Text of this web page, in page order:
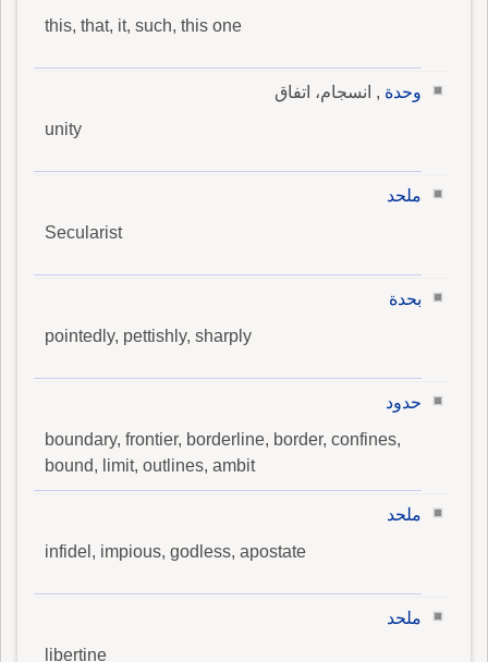
this, that, it, such, this one
وحدة , انسجام، اتفاق
unity
ملحد
Secularist
بحدة
pointedly, pettishly, sharply
حدود
boundary, frontier, borderline, border, confines,
bound, limit, outlines, ambit
ملحد
infidel, impious, godless, apostate
ملحد
libertine